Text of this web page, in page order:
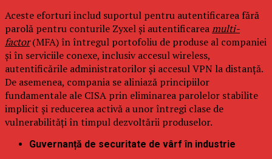
Aceste eforturi includ suportul pentru autentificarea fără
parolă pentru conturile Zyxel și autentificareamulti-
factor(MFA) în întregul portofoliu de produse al companiei
și în serviciile conexe, inclusiv accesul wireless,
autentificările administratorilor și accesul VPN la distanță.
De asemenea, compania se aliniază principiilor
fundamentale ale CISA prin eliminarea parolelor stabilite
implicit și reducerea activă a unor întregi clase de
vulnerabilități în timpul dezvoltării produselor.
Guvernanță de securitate de vârf în industrie